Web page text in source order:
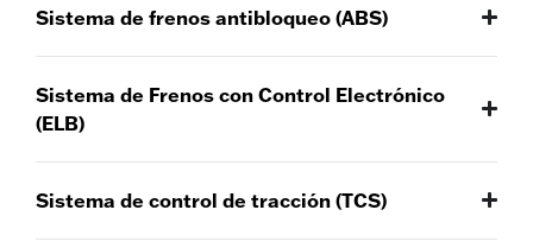
Sistema de frenos antibloqueo (ABS)
Sistema de Frenos con Control Electrónico
(ELB)
Sistema de control de tracción (TCS)